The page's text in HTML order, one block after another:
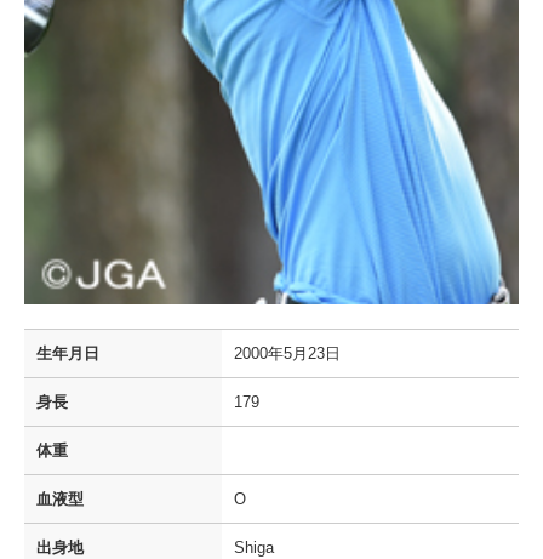
生年月日 2000年5月23日
身長 179
体重
血液型 O
出身地 Shiga